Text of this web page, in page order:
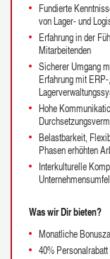
Fundierte
von Lager- und
Erfahrung in der
Mitarbeitenden
Sicherer Umgang
Erfahrung mit
Hohe
Belastbarkeit,
Phasen erhöhten
Interkulturelle
Was wir Dir bieten?
Monatliche
40%